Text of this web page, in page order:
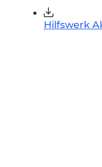
Hilfswerk